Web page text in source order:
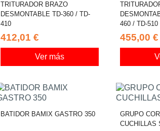
TRITURADOR BRAZO
DESMONTABLE TD-360 / TD-
410
412,01 €
Ver más
460 / TD-510
455,00 €
BATIDOR BAMIX GASTRO 350
GRUPO
CUCHILLAS